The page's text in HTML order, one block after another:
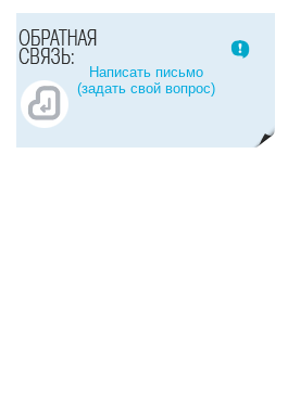
Написать письмо
(задать свой вопрос)